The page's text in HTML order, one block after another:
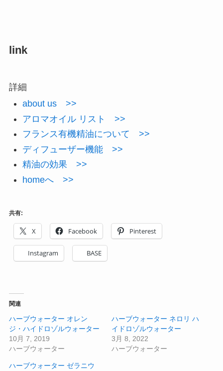
link
詳細
about us >>
アロマオイル リスト >>
フランス有機精油について >>
ディフューザー機能 >>
精油の効果 >>
homeへ >>
共有:
X Facebook Pinterest
Instagram BASE
関連
ハーブウォーター オレン
ジ・ハイドロゾルウォーター
10月 7, 2019
ハーブウォーター
ハーブウォーター ネロリ ハ
イドロゾルウォーター
3月 8, 2022
ハーブウォーター
ハーブウォーター ゼラニウ